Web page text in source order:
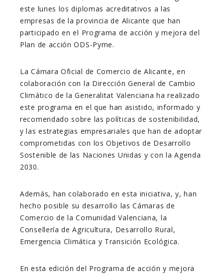
este lunes los diplomas acreditativos a las
empresas de la provincia de Alicante que han
participado en el Programa de acción y mejora del
Plan de acción ODS-Pyme.
La Cámara Oficial de Comercio de Alicante, en
colaboración con la Dirección General de Cambio
Climático de la Generalitat Valenciana ha realizado
este programa en el que han asistido, informado y
recomendado sobre las políticas de sostenibilidad,
y las estrategias empresariales que han de adoptar
comprometidas con los Objetivos de Desarrollo
Sostenible de las Naciones Unidas y con la Agenda
2030.
Además, han colaborado en esta iniciativa, y, han
hecho posible su desarrollo las Cámaras de
Comercio de la Comunidad Valenciana, la
Consellería de Agricultura, Desarrollo Rural,
Emergencia Climática y Transición Ecológica.
En esta edición del Programa de acción y mejora